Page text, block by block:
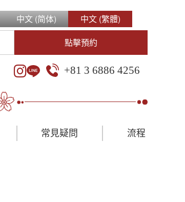
中文 (简体)
中文 (繁體)
點擊預約
+81 3 6886 4256
常見疑問 流程